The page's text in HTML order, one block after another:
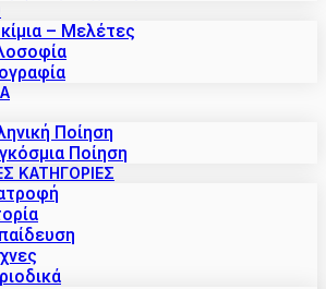
– Μελέτες
Ποίηση
Ποίηση
ΚΑΤΗΓΟΡΙΕΣ